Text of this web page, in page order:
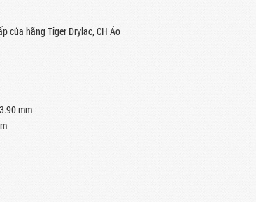
của hãng Tiger Drylac, CH Áo
mm